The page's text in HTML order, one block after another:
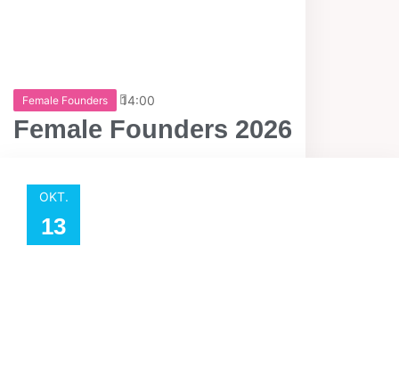
Female Founders 14:00
Female Founders 2026
OKT.
13